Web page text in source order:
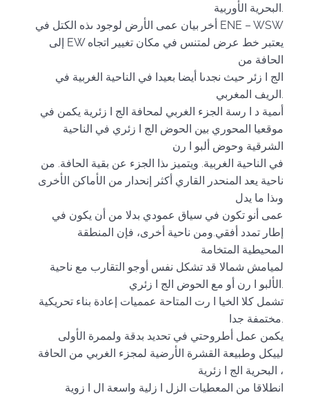
البحرية الأوربية.
أخر بيان عمى الأرض لوجود ىذه الكتل في ENE – WSW
إلى EW يعتبر خط عرض لمتنس في مكان تغيير اتجاه
الحافة من
الج ا زئر حيث نجدىا أيضا بعيدا في الناحية الغربية في
الريف المغربي.
أىمية د ا رسة الجزء الغربي لمحافة الج ا زئرية يكمن في
موقعيا المحوري بين الحوض الج ا زئري في الناحية
الشرقية وحوض ألبو ا رن
في الناحية الغربية. ويتميز ىذا الجزء عن بقية الحافة. من
ناحية يعد المنحدر القاري أكثر إنحدار من الأماكن الأخرى
وىذا ما يدل
عمى أنو تكون في سياق عمودي بدلا من أن يكون في
إطار تمدد أفقي.ومن ناحية أخرى، فإن المنطقة
المحيطية المتخامة
لميامش شمالا قد تشكل نفس أوجو التقارب مع ناحية
الألبو ا رن أو مع الحوض الج ا زئري.
تشمل كلا الخيا ا رت المتاحة عمميات إعادة بناء تحريكية
مختمفة جدا.
يكمن عمل أطروحتي في تحديد بدقة ولممرة الأولى
لييكل وطبيعة القشرة الأرضية لمجزء الغربي من الحافة
البحرية الج ا زئرية ،
انطلاقا من المعطيات الزل ا زلية واسعة ال ا زوية